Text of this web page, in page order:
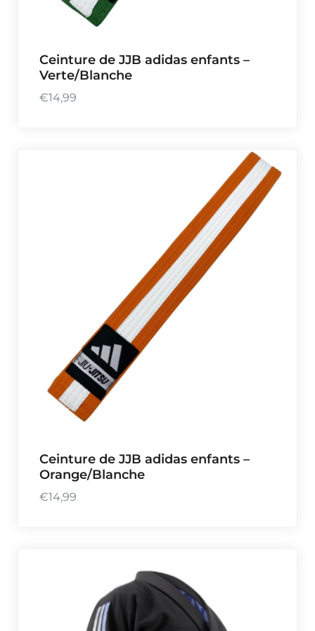
Ceinture de JJB adidas enfants –
Verte/Blanche
€14,99
Ceinture de JJB adidas enfants –
Orange/Blanche
€14,99